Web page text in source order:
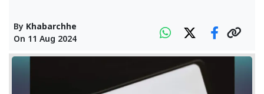
By Khabarchhe
On 11 Aug 2024